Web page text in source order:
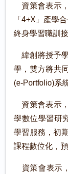
資策會表示
「4+X」產學
終身學習職訓接
緯創將授予
學，雙方將共
(e-Portfolio)系統
資策會表示
學數位學習研
學習服務，初
課程數位化，
資策會表示